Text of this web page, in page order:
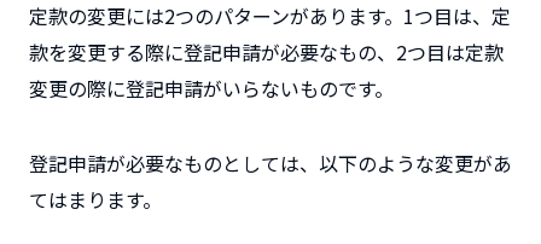
定款の変更には2つのパターンがあります。 1つ目は、定
款を変更する際に登記申請が必要なもの、2つ目は定款
変更の際に登記申請がいらないものです。
登記申請が必要なものとしては、以下のような変更があ
てはまります。